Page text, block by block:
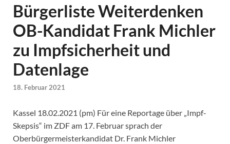
Bürgerliste Weiterdenken
OB-Kandidat Frank Michler
zu Impfsicherheit und
Datenlage
18. Februar 2021
Kassel 18.02.2021 (pm) Für eine Reportage über „Impf-
Skepsis“ im ZDF am 17. Februar sprach der
Oberbürgermeisterkandidat Dr. Frank Michler